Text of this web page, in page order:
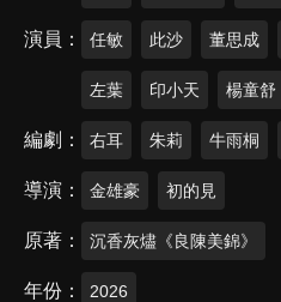
演員 任敏 此沙 董思成
左葉 印小天 楊童舒
編劇 右耳 朱莉 牛雨桐
導演 金雄豪 初的見
原著 沉香灰燼《良陳美錦》
年份 2026